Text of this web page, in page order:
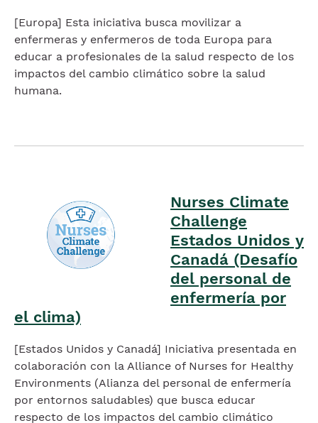
[Europa] Esta iniciativa busca movilizar a
enfermeras y enfermeros de toda Europa para
educar a profesionales de la salud respecto de los
impactos del cambio climático sobre la salud
humana.
Nurses Climate
Challenge
Estados Unidos y
Canadá (Desafío
del personal de
enfermería por
el clima)
[Estados Unidos y Canadá] Iniciativa presentada en
colaboración con la Alliance of Nurses for Healthy
Environments (Alianza del personal de enfermería
por entornos saludables) que busca educar
respecto de los impactos del cambio climático